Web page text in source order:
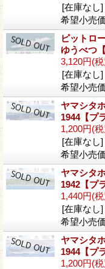
[在庫なし]
希望小売
ピットロ
ゆうべつ
3,120円(
[在庫なし]
希望小売
ヤマシタ
1944【プ
1,200円(
[在庫なし]
希望小売
ヤマシタ
1942【プ
1,440円(
[在庫なし]
希望小売
ヤマシタ
1944【プ
1,200円(